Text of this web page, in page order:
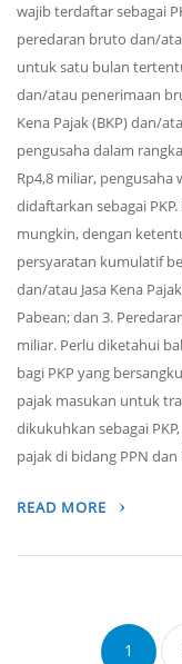
wajib terdaftar sebagai
peredaran bruto dan/
untuk satu bulan
dan/atau penerimaan
Kena Pajak (BKP) dan/
pengusaha dalam
Rp4,8 miliar,
didaftarkan sebagai
mungkin, dengan
persyaratan kumulatif
dan/atau Jasa Kena
Pabean; dan 3.
miliar. Perlu diketahui
bagi PKP yang
pajak masukan untuk
dikukuhkan sebagai
pajak di bidang PPN
READ MORE
1